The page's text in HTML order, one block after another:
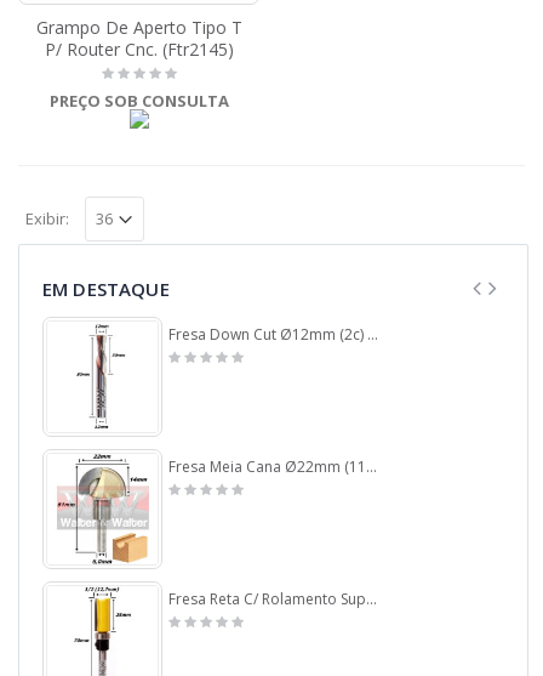
Grampo De Aperto Tipo T
P/ Router Cnc. (Ftr2145)
PREÇO SOB CONSULTA
Exibir:
EM DESTAQUE
Fresa Down Cut Ø12mm (2c) X 30mm Corte X 12mm. (Ftr2242)
Fresa Meia Cana Ø22mm (11mm Raio) X 14mm De Profundidade X 6,0mm De Haste. (Ftr134)
Fresa Reta C/ Rolamento Superior Ø12,7mm (1/2) X 25mm Corte X 70mm X 6,35mm (1/4) Haste. (Ftr3504)